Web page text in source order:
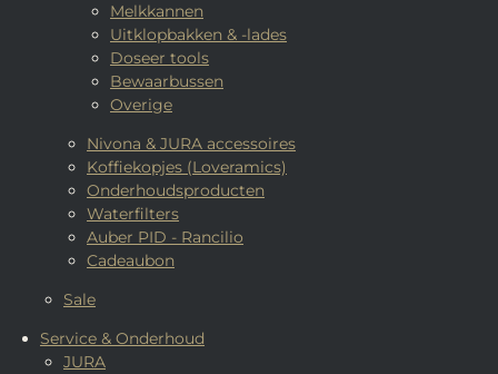
Melkkannen
Uitklopbakken & -lades
Doseer tools
Bewaarbussen
Overige
Nivona & JURA accessoires
Koffiekopjes (Loveramics)
Onderhoudsproducten
Waterfilters
Auber PID - Rancilio
Cadeaubon
Sale
Service & Onderhoud
JURA